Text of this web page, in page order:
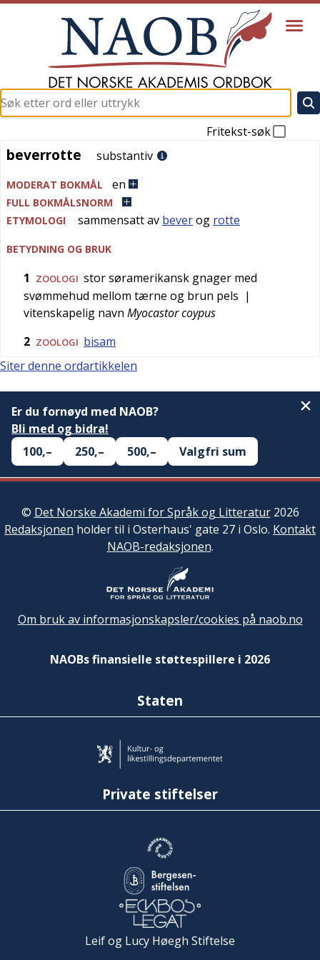
Fritekst-søk
beverrotte
beverrotte substantiv
MODERAT BOKMÅL en
FULL BOKMÅLSNORM
ETYMOLOGI
sammensatt av beverog rotte
BETYDNING OG BRUK
1 ZOOLOGI stor søramerikansk gnager med
svømmehud mellom tærne og brun pels |
vitenskapelig navn Myocastor coypus
2 ZOOLOGI bisam
Siter denne ordartikkelen
Er du fornøyd med NAOB?
Bli med og bidra!
100,–
250,– 500,– Valgfri sum
© Det Norske Akademi for Språk og Litteratur2026
Redaksjonen holder til i Osterhaus' gate 27 i Oslo. Kontakt
NAOB-redaksjonen.
Om bruk av informasjonskapsler/cookies på naob.no
NAOBs finansielle støttespillere i 2026
Staten
Private stiftelser
Leif og Lucy Høegh Stiftelse